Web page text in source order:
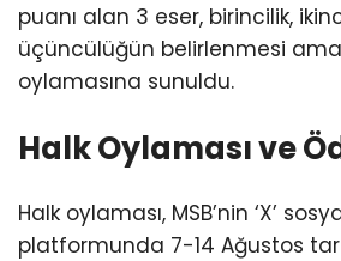
puanı alan 3 eser, birincilik,
üçüncülüğün belirlenmesi
oylamasına sunuldu.
Halk Oylaması ve
Halk oylaması, MSB’nin ‘X’
platformunda 7-14 Ağustos